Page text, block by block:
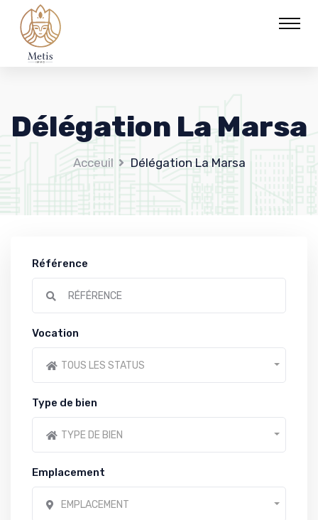
Délégation La Marsa
Acceuil Délégation La Marsa
Référence
Vocation
TOUS LES STATUS
Type de bien
TYPE DE BIEN
Emplacement
EMPLACEMENT